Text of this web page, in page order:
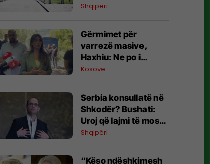
privat, arrestohet
Shqipëri
Gërmimet për
varrezë masive, ​
Haxhiu: Ne po i
kërkojmë të
vazhdon t’i mohojë
krimet
Kosovë
Serbia konsullatë në
Shkodër? Bushati:
Uroj që lajmi të mos
jetë i vërtetë
Shqipëri
“Këso ndëshkimesh